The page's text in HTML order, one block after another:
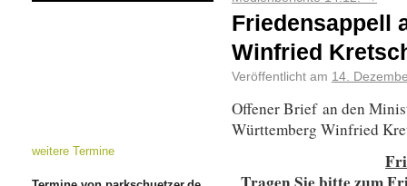
Friedensappell
Winfried
Veröffentlicht am 14.
Offener Brief an den
Württemberg Winfried
weitere Termine